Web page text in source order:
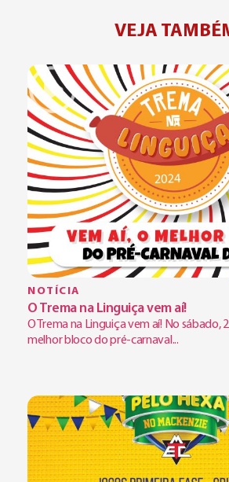
VEJA
NOTÍCIA
O Trema na Linguiça vem aí!
O Trema na Linguiça vem aí! No sábado,
melhor bloco do pré-carnaval...